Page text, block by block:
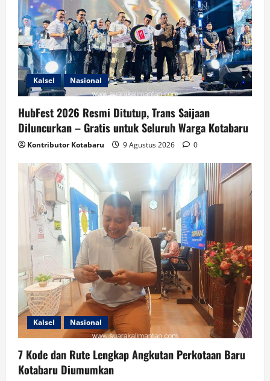
Kalsel Nasional
HubFest 2026 Resmi Ditutup, Trans Saijaan
Diluncurkan – Gratis untuk Seluruh Warga Kotabaru
Kontributor Kotabaru 9 Agustus 2026 0
Kalsel Nasional
7 Kode dan Rute Lengkap Angkutan Perkotaan Baru
Kotabaru Diumumkan